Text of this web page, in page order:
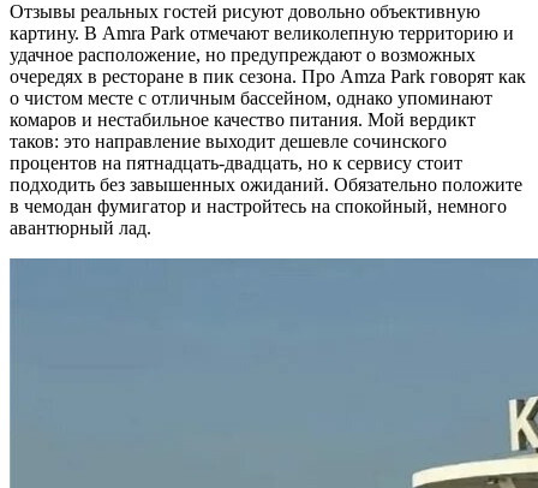
Отзывы реальных гостей рисуют довольно объективную
картину. В Amra Park отмечают великолепную территорию и
удачное расположение, но предупреждают о возможных
очередях в ресторане в пик сезона. Про Amza Park говорят как
о чистом месте с отличным бассейном, однако упоминают
комаров и нестабильное качество питания. Мой вердикт
таков: это направление выходит дешевле сочинского
процентов на пятнадцать-двадцать, но к сервису стоит
подходить без завышенных ожиданий. Обязательно положите
в чемодан фумигатор и настройтесь на спокойный, немного
авантюрный лад.